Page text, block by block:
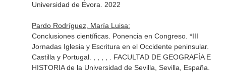
Universidad de Évora. 2022
Pardo Rodríguez, María Luisa:
Conclusiones científicas. Ponencia en Congreso. *III
Jornadas Iglesia y Escritura en el Occidente peninsular.
Castilla y Portugal. , , , , . FACULTAD DE GEOGRAFÍA E
HISTORIA de la Universidad de Sevilla, Sevilla, España.